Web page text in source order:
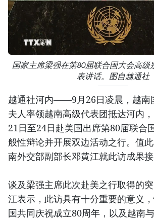
国家主席梁强在第80届联合国大会高级
表讲话。图自越通社
越通社河内——9月26日凌晨，越南
夫人率领越南高级代表团抵达河内
21日至24日赴美国出席第80届联合
般性辩论并开展双边活动之行。值
南外交部副部长邓黄江就此访成果接
谈及梁强主席此次赴美之行取得的
江表示，此访具有十分重要的意义
国共同庆祝成立80周年，以及越南